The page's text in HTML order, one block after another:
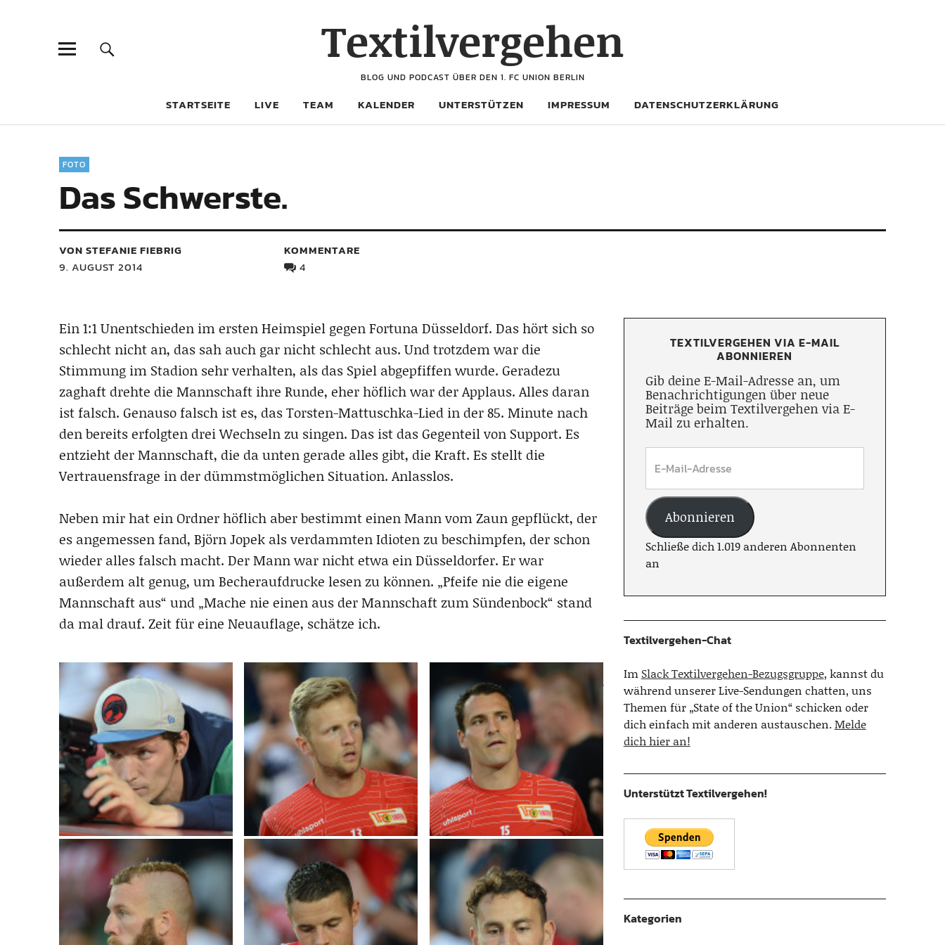
Textilvergehen
BLOG UND PODCAST ÜBER DEN 1. FC UNION BERLIN
STARTSEITE LIVE TEAM KALENDER UNTERSTÜTZEN IMPRESSUM DATENSCHUTZERKLÄRUNG
FOTO
Das Schwerste.
VON STEFANIE FIEBRIG
9. AUGUST 2014
KOMMENTARE
4
Ein 1:1 Unentschieden im ersten Heimspiel gegen Fortuna Düsseldorf. Das hört sich so
schlecht nicht an, das sah auch gar nicht schlecht aus. Und trotzdem war die
Stimmung im Stadion sehr verhalten, als das Spiel abgepfiffen wurde. Geradezu
zaghaft drehte die Mannschaft ihre Runde, eher höflich war der Applaus. Alles daran
ist falsch. Genauso falsch ist es, das Torsten-Mattuschka-Lied in der 85. Minute nach
den bereits erfolgten drei Wechseln zu singen. Das ist das Gegenteil von Support. Es
entzieht der Mannschaft, die da unten gerade alles gibt, die Kraft. Es stellt die
Vertrauensfrage in der dümmstmöglichen Situation. Anlasslos.
Neben mir hat ein Ordner höflich aber bestimmt einen Mann vom Zaun gepflückt, der
es angemessen fand, Björn Jopek als verdammten Idioten zu beschimpfen, der schon
wieder alles falsch macht. Der Mann war nicht etwa ein Düsseldorfer. Er war
außerdem alt genug, um Becheraufdrucke lesen zu können. „Pfeife nie die eigene
Mannschaft aus“ und „Mache nie einen aus der Mannschaft zum Sündenbock“ stand
da mal drauf. Zeit für eine Neuauflage, schätze ich.
TEXTILVERGEHEN VIA E-MAIL
ABONNIEREN
Gib deine E-Mail-Adresse an, um
Benachrichtigungen über neue
Beiträge beim Textilvergehen via E-
Mail zu erhalten.
Abonnieren
Schließe dich 1.019 anderen Abonnenten
an
Textilvergehen-Chat
Im Slack Textilvergehen-Bezugsgruppe, kannst du
während unserer Live-Sendungen chatten, uns
Themen für „State of the Union“ schicken oder
dich einfach mit anderen austauschen.Melde
dich hier an!
Unterstützt Textilvergehen!
Kategorien